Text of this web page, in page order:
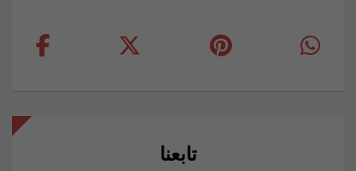
تابعنا